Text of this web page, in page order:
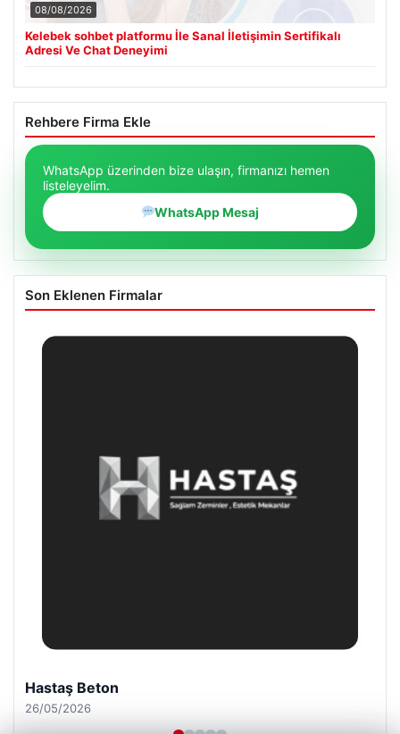
08/08/2026
Kelebek sohbet platformu İle Sanal İletişimin Sertifikalı
Adresi Ve Chat Deneyimi
Rehbere Firma Ekle
WhatsApp üzerinden bize ulaşın, firmanızı hemen
listeleyelim.
WhatsApp Mesaj
Son Eklenen Firmalar
Enes Kaplan Avukatlık Bürosu
28/04/2026